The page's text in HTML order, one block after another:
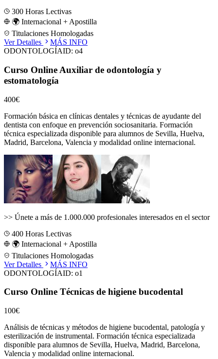
300 Horas Lectivas
🌍 Internacional + Apostilla
Titulaciones Homologadas
Ver Detalles
MÁS INFO
ODONTOLOGÍAID: o4
Curso Online Auxiliar de odontología y
estomatología
400€
Formación básica en clínicas dentales y técnicas de ayudante del
dentista con enfoque en prevención sociosanitaria. Formación
técnica especializada disponible para alumnos de Sevilla, Huelva,
Madrid, Barcelona, Valencia y modalidad online internacional.
>> Únete a más de 1.000.000 profesionales interesados en el sector
400 Horas Lectivas
🌍 Internacional + Apostilla
Titulaciones Homologadas
Ver Detalles
MÁS INFO
ODONTOLOGÍAID: o1
Curso Online Técnicas de higiene bucodental
100€
Análisis de técnicas y métodos de higiene bucodental, patología y
esterilización de instrumental. Formación técnica especializada
disponible para alumnos de Sevilla, Huelva, Madrid, Barcelona,
Valencia y modalidad online internacional.